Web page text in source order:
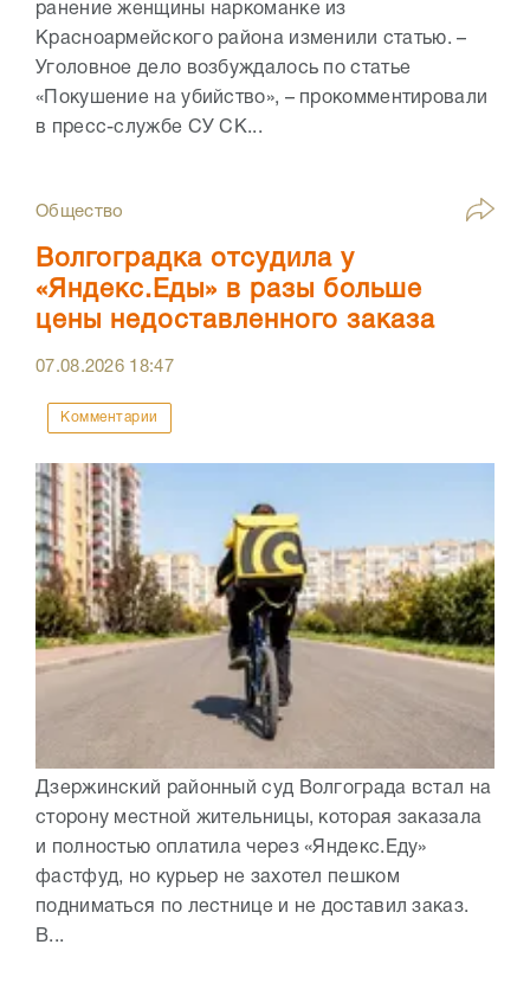
ранение женщины наркоманке из
Красноармейского района изменили статью. –
Уголовное дело возбуждалось по статье
«Покушение на убийство», – прокомментировали
в пресс-службе СУ СК...
Общество
Волгоградка отсудила у
«Яндекс.Еды» в разы больше
цены недоставленного заказа
07.08.2026 18:47
Комментарии
Дзержинский районный суд Волгограда встал на
сторону местной жительницы, которая заказала
и полностью оплатила через «Яндекс.Еду»
фастфуд, но курьер не захотел пешком
подниматься по лестнице и не доставил заказ.
В...